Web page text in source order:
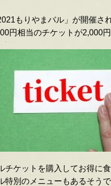
もりやまバル」が開催さ
円相当のチケットが2,000
チケットを購入してお得に
特別のメニューもあるそうで